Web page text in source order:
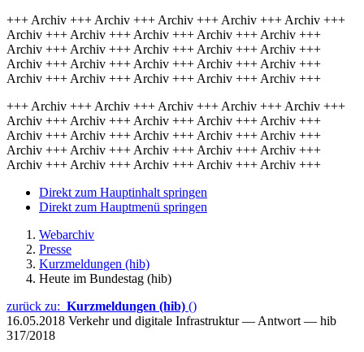
+++ Archiv +++ Archiv +++ Archiv +++ Archiv +++ Archiv +++
Archiv +++ Archiv +++ Archiv +++ Archiv +++ Archiv +++
Archiv +++ Archiv +++ Archiv +++ Archiv +++ Archiv +++
Archiv +++ Archiv +++ Archiv +++ Archiv +++ Archiv +++
Archiv +++ Archiv +++ Archiv +++ Archiv +++ Archiv +++
+++ Archiv +++ Archiv +++ Archiv +++ Archiv +++ Archiv +++
Archiv +++ Archiv +++ Archiv +++ Archiv +++ Archiv +++
Archiv +++ Archiv +++ Archiv +++ Archiv +++ Archiv +++
Archiv +++ Archiv +++ Archiv +++ Archiv +++ Archiv +++
Archiv +++ Archiv +++ Archiv +++ Archiv +++ Archiv +++
Direkt zum Hauptinhalt springen
Direkt zum Hauptmenü springen
Webarchiv
Presse
Kurzmeldungen (hib)
Heute im Bundestag (hib)
zurück zu: Kurzmeldungen (hib) ()
16.05.2018 Verkehr und digitale Infrastruktur — Antwort — hib
317/2018